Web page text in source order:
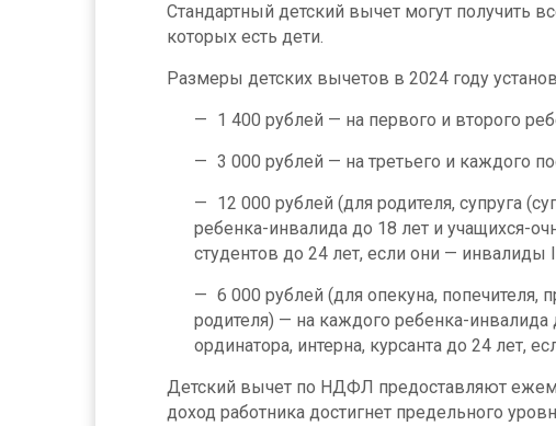
Стандартный детский вычет могут получить
которых есть дети.
Размеры детских вычетов в 2024 году
1 400 рублей — на первого и второго
3 000 рублей — на третьего и каждого
12 000 рублей (для родителя, супруга
ребенка-инвалида до 18 лет и учащихся-
студентов до 24 лет, если они — инвалиды
6 000 рублей (для опекуна, попечителя,
родителя) — на каждого ребенка-инвалида
ординатора, интерна, курсанта до 24 лет,
Детский вычет по НДФЛ предоставляют
доход работника достигнет предельного